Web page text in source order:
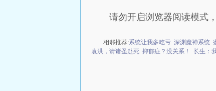
请勿开启浏览器阅读模式
相邻推荐:系统让我多吃亏 深渊魔神系统
袁洪，请诸圣赴死 抑郁症？没关系！ 长生：